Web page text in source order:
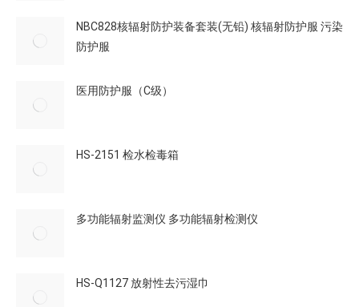
NBC828核辐射防护装备套装(无铅) 核辐射防护服 污染
防护服
医用防护服（C级）
HS-2151 检水检毒箱
多功能辐射监测仪 多功能辐射检测仪
HS-Q1127 放射性去污湿巾